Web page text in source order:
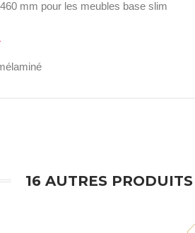
mm pour les meubles base slim
16 AUTRES